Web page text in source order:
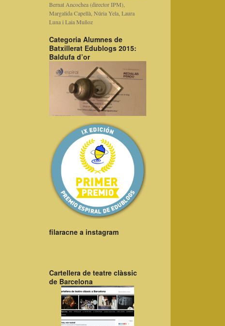
Bernat Ancochea (director IPM),
Margalida Capellà, Núria Yela, Laura
Luna i Laia Muñoz
Categoria Alumnes de
Batxillerat Edublogs 2015:
Baldufa d’or
filaracne a instagram
Cartellera de teatre clàssic
de Barcelona